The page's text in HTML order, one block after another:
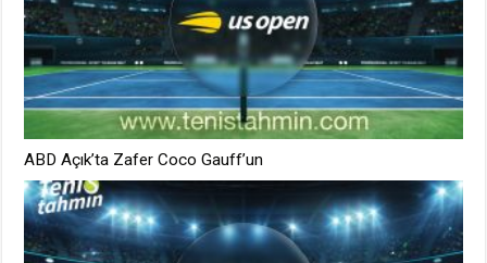
ABD Açık’ta Zafer Coco Gauff’un